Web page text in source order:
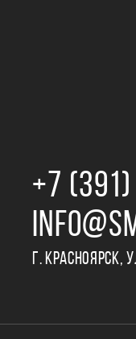
+7 (391)
Г. КРАСНОЯРСК,